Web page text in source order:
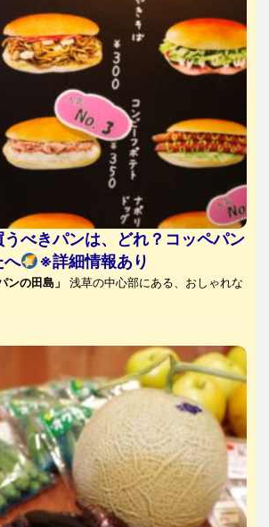
べきパンは、どれ？コッペパン
へ
※詳細情報あり
ンの田島」
浅草の中心部にある、おしゃれな